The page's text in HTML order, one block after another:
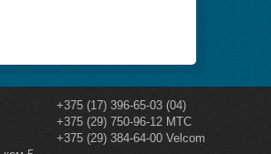
+375 (17) 396-65-03 (04)
+375 (29) 750-96-12 МТС
+375 (29) 384-64-00 Velcom